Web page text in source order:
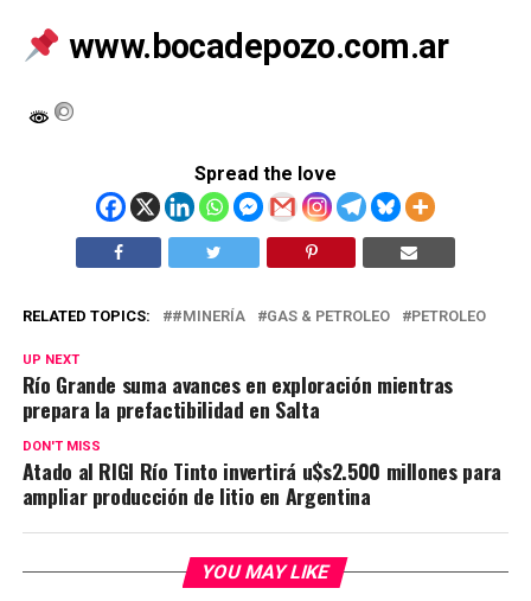
www.bocadepozo.com.ar
Spread the love
RELATED TOPICS: #MINERÍA GAS & PETROLEO PETROLEO
UP NEXT
Río Grande suma avances en exploración mientras
prepara la prefactibilidad en Salta
DON'T MISS
Atado al RIGI Río Tinto invertirá u$s2.500 millones para
ampliar producción de litio en Argentina
YOU MAY LIKE